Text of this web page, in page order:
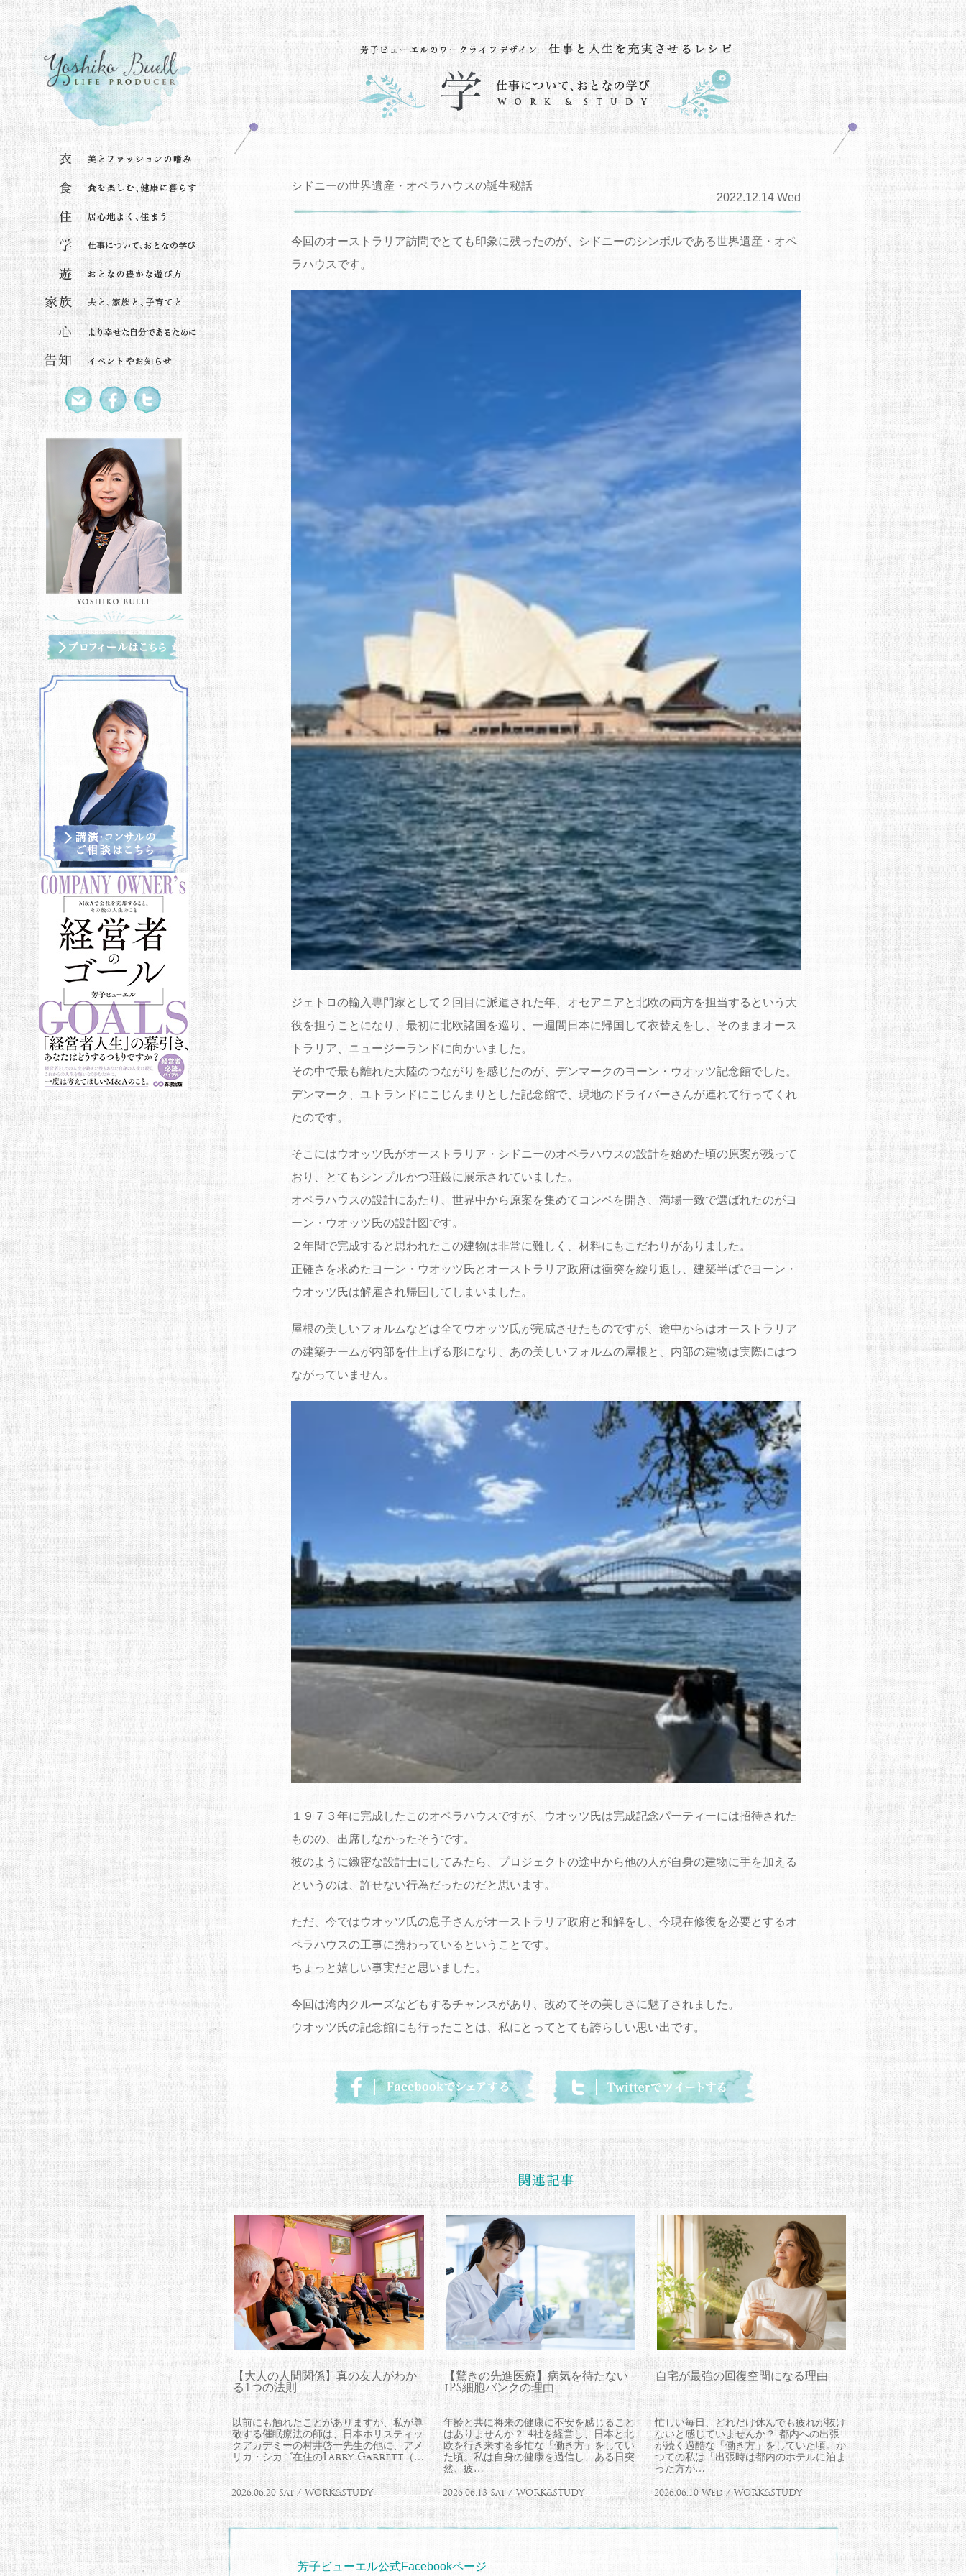
シドニーの世界遺産・オペラハウスの誕生秘話
2022.12.14 Wed
今回のオーストラリア訪問でとても印象に残ったのが、シドニーのシンボルである世界遺産・オペ
ラハウスです。
ジェトロの輸入専門家として２回目に派遣された年、オセアニアと北欧の両方を担当するという大
役を担うことになり、最初に北欧諸国を巡り、一週間日本に帰国して衣替えをし、そのままオース
トラリア、ニュージーランドに向かいました。
その中で最も離れた大陸のつながりを感じたのが、デンマークのヨーン・ウオッツ記念館でした。
デンマーク、ユトランドにこじんまりとした記念館で、現地のドライバーさんが連れて行ってくれ
たのです。
そこにはウオッツ氏がオーストラリア・シドニーのオペラハウスの設計を始めた頃の原案が残って
おり、とてもシンプルかつ荘厳に展示されていました。
オペラハウスの設計にあたり、世界中から原案を集めてコンペを開き、満場一致で選ばれたのがヨ
ーン・ウオッツ氏の設計図です。
２年間で完成すると思われたこの建物は非常に難しく、材料にもこだわりがありました。
正確さを求めたヨーン・ウオッツ氏とオーストラリア政府は衝突を繰り返し、建築半ばでヨーン・
ウオッツ氏は解雇され帰国してしまいました。
屋根の美しいフォルムなどは全てウオッツ氏が完成させたものですが、途中からはオーストラリア
の建築チームが内部を仕上げる形になり、あの美しいフォルムの屋根と、内部の建物は実際にはつ
ながっていません。
１９７３年に完成したこのオペラハウスですが、ウオッツ氏は完成記念パーティーには招待された
ものの、出席しなかったそうです。
彼のように緻密な設計士にしてみたら、プロジェクトの途中から他の人が自身の建物に手を加える
というのは、許せない行為だったのだと思います。
ただ、今ではウオッツ氏の息子さんがオーストラリア政府と和解をし、今現在修復を必要とするオ
ペラハウスの工事に携わっているということです。
ちょっと嬉しい事実だと思いました。
今回は湾内クルーズなどもするチャンスがあり、改めてその美しさに魅了されました。
ウオッツ氏の記念館にも行ったことは、私にとってとても誇らしい思い出です。
【大人の人間関係】真の友人がわか
る1つの法則
以前にも触れたことがありますが、私が尊
敬する催眠療法の師は、日本ホリスティッ
クアカデミーの村井啓一先生の他に、アメ
リカ・シカゴ在住のLarry Garrett（…
2026.06.20 Sat / WORK&STUDY
【驚きの先進医療】病気を待たない
iPS細胞バンクの理由
年齢と共に将来の健康に不安を感じること
はありませんか？ 4社を経営し、日本と北
欧を行き来する多忙な「働き方」をしてい
た頃。私は自身の健康を過信し、ある日突
然、疲…
2026.06.13 Sat / WORK&STUDY
自宅が最強の回復空間になる理由
忙しい毎日、どれだけ休んでも疲れが抜け
ないと感じていませんか？ 都内への出張
が続く過酷な「働き方」をしていた頃。か
つての私は「出張時は都内のホテルに泊ま
った方が…
2026.06.10 Wed / WORK&STUDY
芳子ビューエル公式Facebookページ